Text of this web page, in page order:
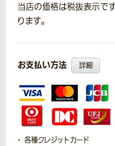
当店の価格は税抜表示で
ります。
お支払い方法 詳細
各種クレジットカード